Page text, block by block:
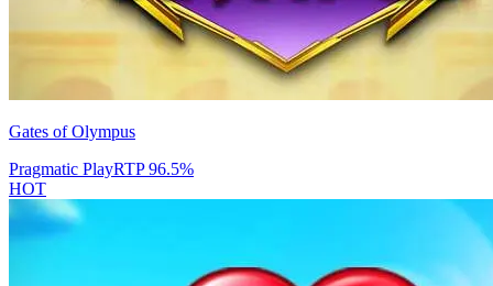
Gates of Olympus
Pragmatic PlayRTP96.5%
HOT